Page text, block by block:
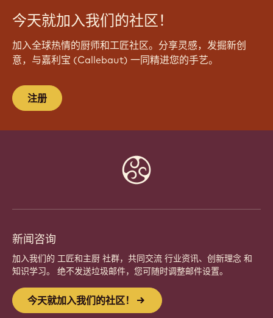
今天就加入我们的社区！
加入全球热情的厨师和工匠社区。分享灵感，发掘新创
意，与嘉利宝 (Callebaut) 一同精进您的手艺。
注册
新闻咨询
加入我们的 工匠和主厨 社群，共同交流 行业资讯、创新理念 和
知识学习。 绝不发送垃圾邮件，您可随时调整邮件设置。
今天就加入我们的社区！